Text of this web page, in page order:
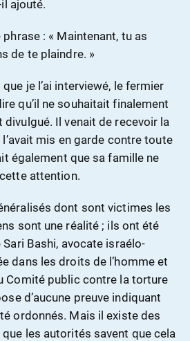
ajouté.
phrase : « Maintenant, tu as
de te plaindre. »
je l’ai interviewé, le fermier
qu’il ne souhaitait finalement
Il venait de recevoir la
mis en garde contre toute
également que sa famille ne
attention.
dont sont victimes les
sont une réalité ; ils ont été
Bashi, avocate israélo-
dans les droits de l’homme et
Comité public contre la torture
d’aucune preuve indiquant
ordonnés. Mais il existe des
les autorités savent que cela